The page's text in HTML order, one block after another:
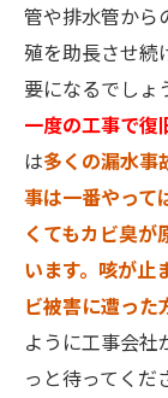
管や排水管から
殖を助長させ続
要になるでしょ
一度の工事で復
は多くの漏水事
事は一番やって
くてもカビ臭
います。咳が止
ビ被害に遭った
ように工事会社
っと待ってくだ